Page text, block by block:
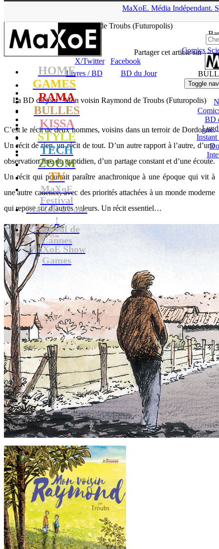
MaXoE. Média Indépendant.
HOME
GAMES
RAMA
BULLES
KISSA
STYLE
TECH
ZOOM
TV
MaXoE
Festival
MaXoE 25 ans
!
Festival de
Cannes
MaXoE Show
Games
Comics
Toggle
BD
Instant
voisin Raymond de Troubs (Futuropolis)
Partager cet article sur
X/Twitter
Facebook
Livres / BD
BD du Jour
La BD du jour : Mon voisin Raymond de Troubs (Futuropolis)
C’est le récit de deux hommes, voisins dans un terroir de Dordogne.
Un récit de rien, un récit de tout. D’un autre rapport à l’autre, d’une
observation fine du quotidien, d’un partage constant et d’une écoute.
Un récit qui pourrait paraître anachronique à une époque qui vit à
une autre cadence, avec des priorités attachées à un monde moderne
qui repose sur d’autres valeurs. Un récit essentiel…